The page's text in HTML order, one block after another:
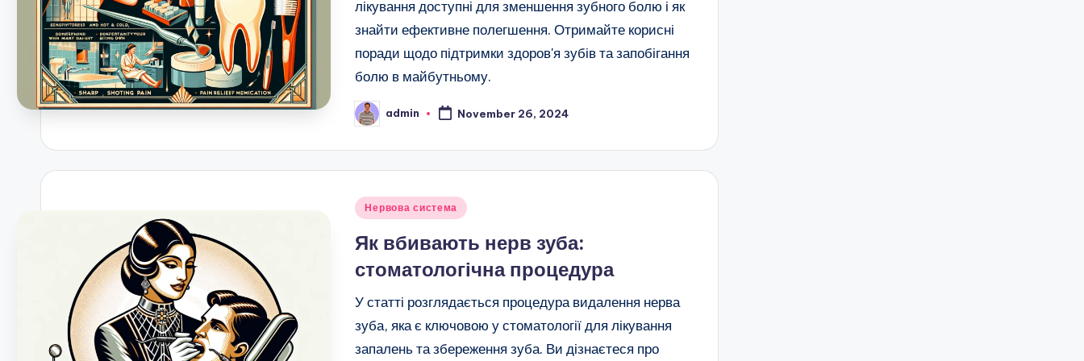
лікування доступні для зменшення зубного болю і як
знайти ефективне полегшення. Отримайте корисні
поради щодо підтримки здоров'я зубів та запобігання
болю в майбутньому.
Posted
by
admin November 26, 2024
Posted
Нервова система
Як вбивають нерв зуба:
стоматологічна процедура
У статті розглядається процедура видалення нерва
зуба, яка є ключовою у стоматології для лікування
запалень та збереження зуба. Ви дізнаєтеся про